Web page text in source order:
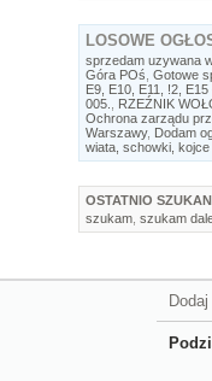
LOSOWE
sprzedam uzywana
Góra POś Gotowe
E9, E10, E11, !2,
005.
RZEŹNIK
Ochrona zarządu
Warszawy, Dodam
wiata, schowki,
OSTATNIO
szukam szukam